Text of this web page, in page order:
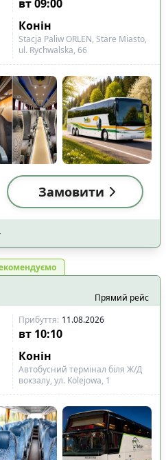
вт 09:00
Конін
Stacja Paliw ORLEN, Stare Miasto,
ul. Rychwalska, 66
Замовити
Прямий рейс
Прибуття: 11.08.2026
вт 10:10
Конін
Автобусний термінал біля Ж/Д
вокзалу, ул. Kolejowa, 1